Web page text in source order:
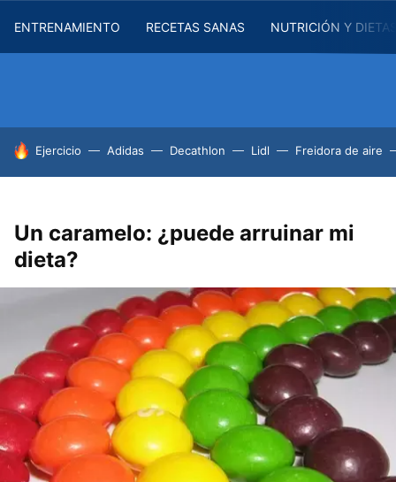
ENTRENAMIENTO RECETAS SANAS NUTRICIÓN Y
HOY SE HABLA DE
Ejercicio Adidas Decathlon Lidl Freidora de aire
Un caramelo: ¿puede arruinar mi
dieta?